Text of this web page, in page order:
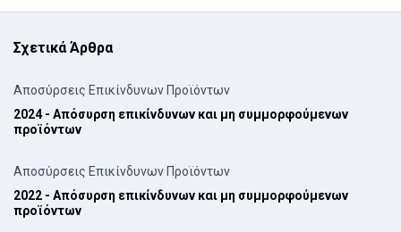
Σχετικά Άρθρα
Αποσύρσεις Επικίνδυνων Προϊόντων
2024 - Απόσυρση επικίνδυνων και μη συμμορφούμενων
προϊόντων
Αποσύρσεις Επικίνδυνων Προϊόντων
2022 - Απόσυρση επικίνδυνων και μη συμμορφούμενων
προϊόντων